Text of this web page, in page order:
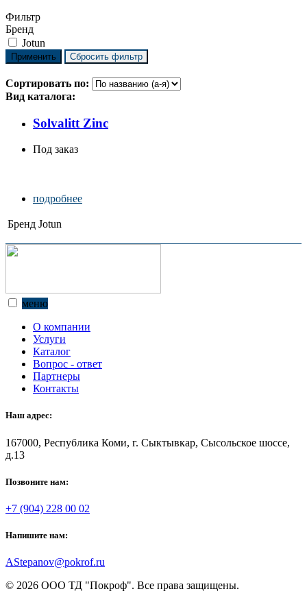
Фильтр
Бренд
Jotun
Сортировать по:
Вид каталога:
Solvalitt Zinc
Под заказ
подробнее
Бренд Jotun
меню
О компании
Услуги
Каталог
Вопрос - ответ
Партнеры
Контакты
Наш адрес:
167000, Республика Коми, г. Сыктывкар, Сысольское шоссе,
д.13
Позвоните нам:
+7 (904) 228 00 02
Напишите нам:
AStepanov@pokrof.ru
© 2026 ООО ТД "Покроф". Все права защищены.